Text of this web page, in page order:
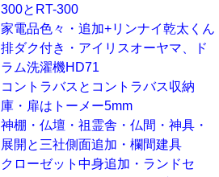
300とRT-300
家電品色々・追加+リンナイ乾太くん
排ダク付き・アイリスオーヤマ、ド
ラム洗濯機HD71
コントラバスとコントラバス収納
庫・扉はトーメー5mm
神棚・仏壇・祖霊舎・仏間・神具・
展開と三社側面追加・欄間建具
クローゼット中身追加・ランドセ